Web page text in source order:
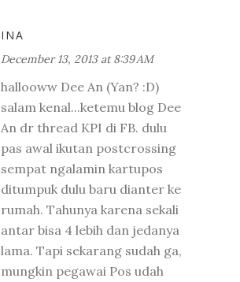
INA
December 13, 2013 at 8:39 AM
hallooww Dee An (Yan? :D)
salam kenal...ketemu blog Dee
An dr thread KPI di FB. dulu
pas awal ikutan postcrossing
sempat ngalamin kartupos
ditumpuk dulu baru dianter ke
rumah. Tahunya karena sekali
antar bisa 4 lebih dan jedanya
lama. Tapi sekarang sudah ga,
mungkin pegawai Pos udah